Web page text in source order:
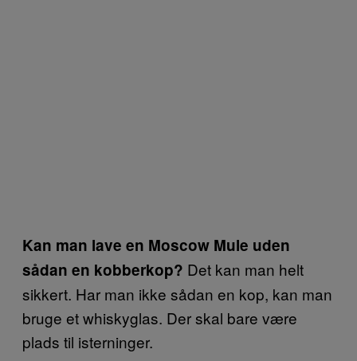
Kan man lave en Moscow Mule uden
sådan en kobberkop? Det kan man helt
sikkert. Har man ikke sådan en kop, kan man
bruge et whiskyglas. Der skal bare være
plads til isterninger.